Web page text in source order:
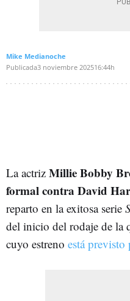
Mike Medianoche
Publicada3 noviembre 202516:44h
La actriz Millie Bobby
formal contra David
reparto en la exitosa serie
del inicio del rodaje de la
cuyo estreno está previsto